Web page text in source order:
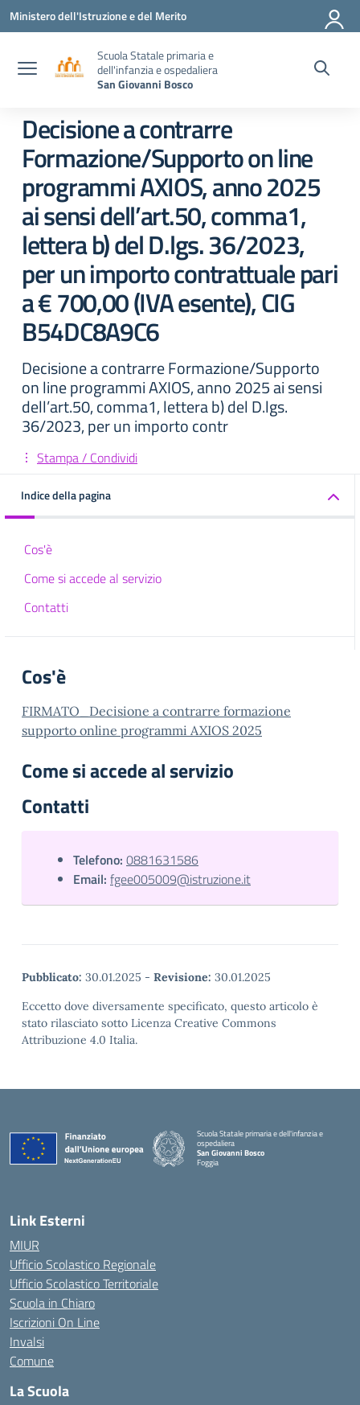
Vai ai contenuti
Vai al menu di navigazione
Vai al footer
Ministero dell'Istruzione e del Merito
Scuola Statale primaria e
dell'infanzia e ospedaliera
San Giovanni Bosco
Decisione a contrarre
Formazione/Supporto on line
programmi AXIOS, anno 2025
ai sensi dell’art.50, comma1,
lettera b) del D.lgs. 36/2023,
per un importo contrattuale pari
a € 700,00 (IVA esente), CIG
B54DC8A9C6
Decisione a contrarre Formazione/Supporto
on line programmi AXIOS, anno 2025 ai sensi
dell’art.50, comma1, lettera b) del D.lgs.
36/2023, per un importo contr
Stampa / Condividi
Indice della pagina
Cos'è
Come si accede al servizio
Contatti
Cos'è
FIRMATO_Decisione a contrarre formazione
supporto online programmi AXIOS 2025
Come si accede al servizio
Contatti
Telefono: 0881631586
Email: fgee005009@istruzione.it
Pubblicato: 30.01.2025 - Revisione: 30.01.2025
Eccetto dove diversamente specificato, questo articolo è
stato rilasciato sotto Licenza Creative Commons
Attribuzione 4.0 Italia.
Scuola Statale primaria e dell'infanzia e
ospedaliera
San Giovanni Bosco
Foggia
Link Esterni
MIUR
Ufficio Scolastico Regionale
Ufficio Scolastico Territoriale
Scuola in Chiaro
Iscrizioni On Line
Invalsi
Comune
La Scuola